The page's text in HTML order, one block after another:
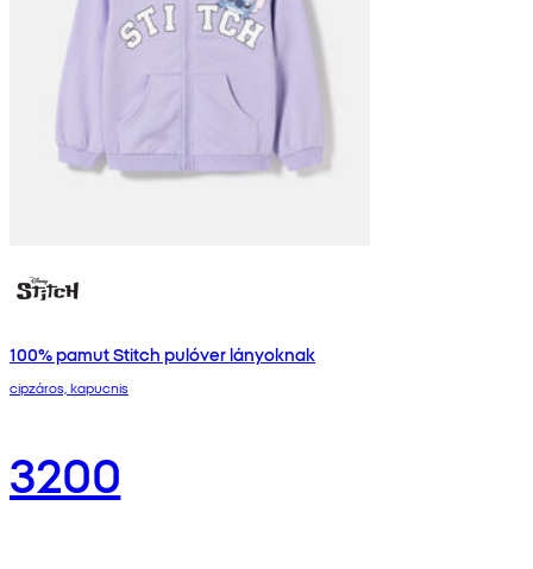
100% pamut Stitch pulóver lányoknak
cipzáros, kapucnis
3200